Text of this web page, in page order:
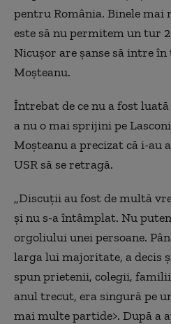
pentru România. Binele mai
este să nu permitem un tur
Nicușor are șanse să intre în
Moșteanu.
Întrebat de ce nu a fost
a nu o mai sprijini pe
Moșteanu a precizat că i-au
USR să se retragă.
„Discuții au fost de multă
și nu s-a întâmplat. Nu
orgoliului unei persoane.
larga lui majoritate, a decis
spun prietenii, colegii,
anul trecut, era singură pe
mai multe partide>. După a